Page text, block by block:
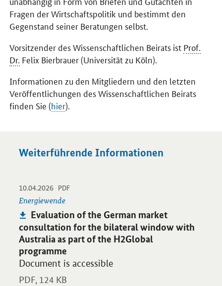
Fragen der Wirtschaftspolitik und bestimmt den
Gegenstand seiner Beratungen selbst.
Vorsitzender des Wissenschaftlichen Beirats ist Prof.
Dr. Felix Bierbrauer (Universität zu Köln).
Informationen zu den Mitgliedern und den letzten
Veröffentlichungen des Wissenschaftlichen Beirats
finden Sie (hier).
Weiterführende Informationen
10.04.2026 -
PDF-
Energiewende
Publikation:
Evaluation of the German market
consultation for the bilateral window with
Australia as part of the H2Global
programme
Document is accessible
PDF, 124 KB
Öffnet PDF "Evaluation of the German market consultation